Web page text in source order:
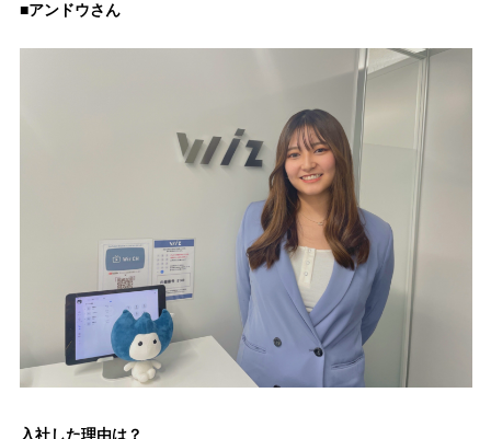
■アンドウさん
入社した理由は？